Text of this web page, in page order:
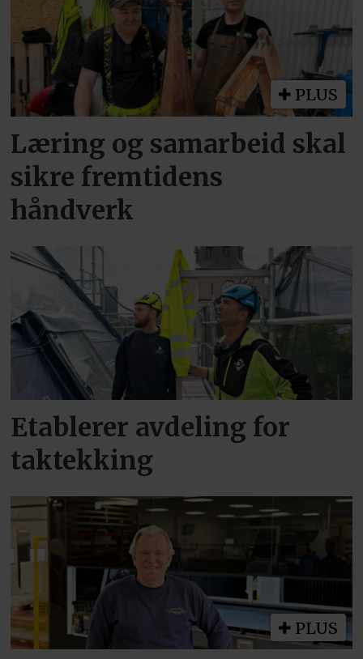
PLUS
Læring og samarbeid skal
sikre fremtidens
håndverk
Etablerer avdeling for
taktekking
PLUS